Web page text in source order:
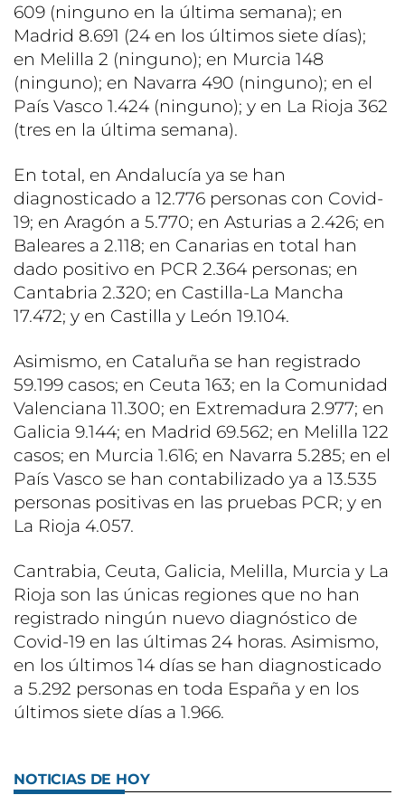
609 (ninguno en la última semana); en
Madrid 8.691 (24 en los últimos siete días);
en Melilla 2 (ninguno); en Murcia 148
(ninguno); en Navarra 490 (ninguno); en el
País Vasco 1.424 (ninguno); y en La Rioja 362
(tres en la última semana).
En total, en Andalucía ya se han
diagnosticado a 12.776 personas con Covid-
19; en Aragón a 5.770; en Asturias a 2.426; en
Baleares a 2.118; en Canarias en total han
dado positivo en PCR 2.364 personas; en
Cantabria 2.320; en Castilla-La Mancha
17.472; y en Castilla y León 19.104.
Asimismo, en Cataluña se han registrado
59.199 casos; en Ceuta 163; en la Comunidad
Valenciana 11.300; en Extremadura 2.977; en
Galicia 9.144; en Madrid 69.562; en Melilla 122
casos; en Murcia 1.616; en Navarra 5.285; en el
País Vasco se han contabilizado ya a 13.535
personas positivas en las pruebas PCR; y en
La Rioja 4.057.
Cantrabia, Ceuta, Galicia, Melilla, Murcia y La
Rioja son las únicas regiones que no han
registrado ningún nuevo diagnóstico de
Covid-19 en las últimas 24 horas. Asimismo,
en los últimos 14 días se han diagnosticado
a 5.292 personas en toda España y en los
últimos siete días a 1.966.
NOTICIAS DE HOY